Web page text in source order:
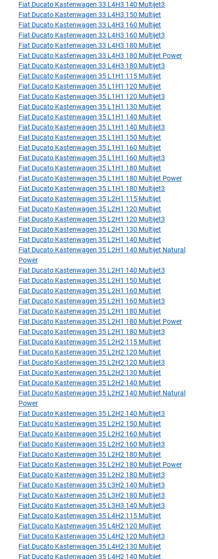
Fiat Ducato Kastenwagen 33 L4H3 140 Multijet3
Fiat Ducato Kastenwagen 33 L4H3 150 Multijet
Fiat Ducato Kastenwagen 33 L4H3 160 Multijet
Fiat Ducato Kastenwagen 33 L4H3 160 Multijet3
Fiat Ducato Kastenwagen 33 L4H3 180 Multijet
Fiat Ducato Kastenwagen 33 L4H3 180 Multijet Power
Fiat Ducato Kastenwagen 33 L4H3 180 Multijet3
Fiat Ducato Kastenwagen 35 L1H1 115 Multijet
Fiat Ducato Kastenwagen 35 L1H1 120 Multijet
Fiat Ducato Kastenwagen 35 L1H1 120 Multijet3
Fiat Ducato Kastenwagen 35 L1H1 130 Multijet
Fiat Ducato Kastenwagen 35 L1H1 140 Multijet
Fiat Ducato Kastenwagen 35 L1H1 140 Multijet3
Fiat Ducato Kastenwagen 35 L1H1 150 Multijet
Fiat Ducato Kastenwagen 35 L1H1 160 Multijet
Fiat Ducato Kastenwagen 35 L1H1 160 Multijet3
Fiat Ducato Kastenwagen 35 L1H1 180 Multijet
Fiat Ducato Kastenwagen 35 L1H1 180 Multijet Power
Fiat Ducato Kastenwagen 35 L1H1 180 Multijet3
Fiat Ducato Kastenwagen 35 L2H1 115 Multijet
Fiat Ducato Kastenwagen 35 L2H1 120 Multijet
Fiat Ducato Kastenwagen 35 L2H1 120 Multijet3
Fiat Ducato Kastenwagen 35 L2H1 130 Multijet
Fiat Ducato Kastenwagen 35 L2H1 140 Multijet
Fiat Ducato Kastenwagen 35 L2H1 140 Multijet Natural
Power
Fiat Ducato Kastenwagen 35 L2H1 140 Multijet3
Fiat Ducato Kastenwagen 35 L2H1 150 Multijet
Fiat Ducato Kastenwagen 35 L2H1 160 Multijet
Fiat Ducato Kastenwagen 35 L2H1 160 Multijet3
Fiat Ducato Kastenwagen 35 L2H1 180 Multijet
Fiat Ducato Kastenwagen 35 L2H1 180 Multijet Power
Fiat Ducato Kastenwagen 35 L2H1 180 Multijet3
Fiat Ducato Kastenwagen 35 L2H2 115 Multijet
Fiat Ducato Kastenwagen 35 L2H2 120 Multijet
Fiat Ducato Kastenwagen 35 L2H2 120 Multijet3
Fiat Ducato Kastenwagen 35 L2H2 130 Multijet
Fiat Ducato Kastenwagen 35 L2H2 140 Multijet
Fiat Ducato Kastenwagen 35 L2H2 140 Multijet Natural
Power
Fiat Ducato Kastenwagen 35 L2H2 140 Multijet3
Fiat Ducato Kastenwagen 35 L2H2 150 Multijet
Fiat Ducato Kastenwagen 35 L2H2 160 Multijet
Fiat Ducato Kastenwagen 35 L2H2 160 Multijet3
Fiat Ducato Kastenwagen 35 L2H2 180 Multijet
Fiat Ducato Kastenwagen 35 L2H2 180 Multijet Power
Fiat Ducato Kastenwagen 35 L2H2 180 Multijet3
Fiat Ducato Kastenwagen 35 L3H2 140 Multijet3
Fiat Ducato Kastenwagen 35 L3H2 180 Multijet3
Fiat Ducato Kastenwagen 35 L3H3 140 Multijet3
Fiat Ducato Kastenwagen 35 L4H2 115 Multijet
Fiat Ducato Kastenwagen 35 L4H2 120 Multijet
Fiat Ducato Kastenwagen 35 L4H2 120 Multijet3
Fiat Ducato Kastenwagen 35 L4H2 130 Multijet
Fiat Ducato Kastenwagen 35 L4H2 140 Multijet